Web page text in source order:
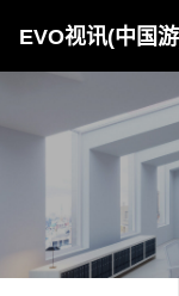
EVO视讯(中国